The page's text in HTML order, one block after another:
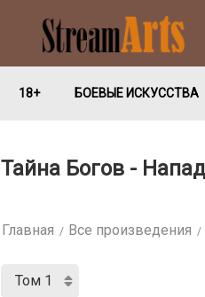
18+ БОЕВЫЕ ИСКУССТВА
Тайна Богов -
Главная Все произведения